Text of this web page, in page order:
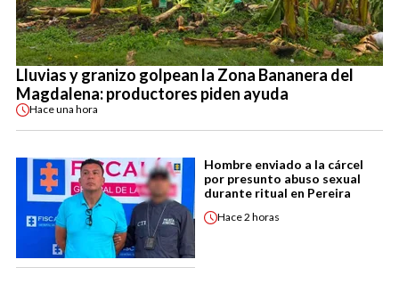
Lluvias y granizo golpean la Zona Bananera del
Magdalena: productores piden ayuda
Haceuna hora
Hombre enviado a la cárcel
por presunto abuso sexual
durante ritual en Pereira
Hace2 horas